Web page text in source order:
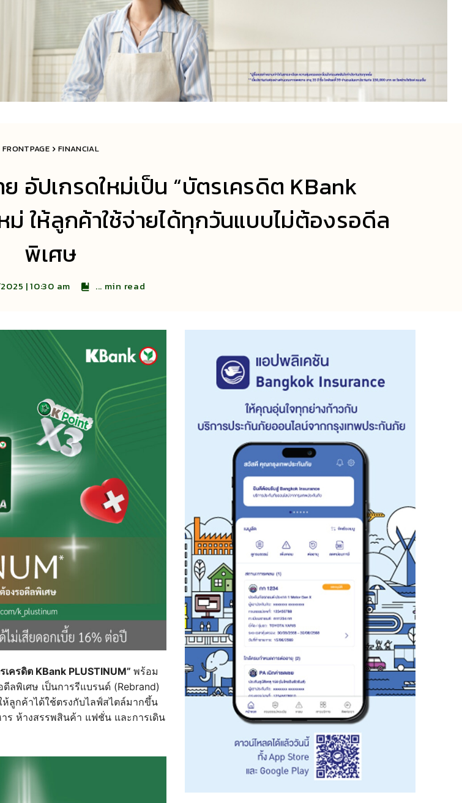
FRONTPAGE FINANCIAL
อัปเกรดใหม่เป็น “บัตรเครดิต KBank
ม่ ให้ลูกค้าใช้จ่ายได้ทุกวันแบบไม่ต้องรอดีล
พิเศษ
| 10:30 am ... min read
เครดิต KBank PLUSTINUM” พร้อม
ดีลพิเศษ เป็นการรีแบรนด์ (Rebrand)
ลูกค้าได้ใช้ตรงกับไลฟ์สไตล์มากขึ้น
ร ห้างสรรพสินค้า แฟชั่น และการเดิน